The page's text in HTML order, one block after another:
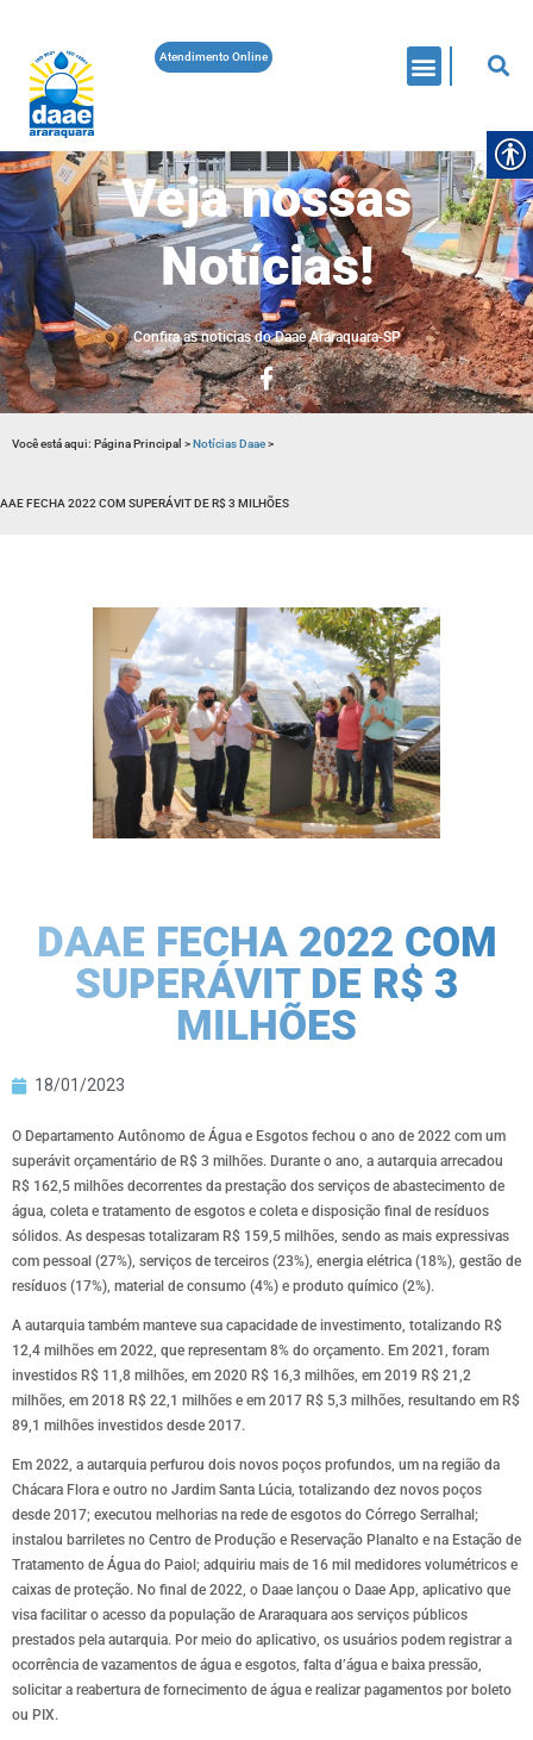
Atendimento Online
Veja nossas
Notícias!
Confira as noticias do Daae Araraquara-SP
Você está aqui: Página Principal >Notícias Daae>
FECHA 2022 COM SUPERÁVIT DE R$ 3 MILHÕES
DAAE FECHA 2022 COM
SUPERÁVIT DE R$ 3
MILHÕES
18/01/2023
O Departamento Autônomo de Água e Esgotos fechou o ano de 2022 com um
superávit orçamentário de R$ 3 milhões. Durante o ano, a autarquia arrecadou
R$ 162,5 milhões decorrentes da prestação dos serviços de abastecimento de
água, coleta e tratamento de esgotos e coleta e disposição final de resíduos
sólidos. As despesas totalizaram R$ 159,5 milhões, sendo as mais expressivas
com pessoal (27%), serviços de terceiros (23%), energia elétrica (18%), gestão de
resíduos (17%), material de consumo (4%) e produto químico (2%).
A autarquia também manteve sua capacidade de investimento, totalizando R$
12,4 milhões em 2022, que representam 8% do orçamento. Em 2021, foram
investidos R$ 11,8 milhões, em 2020 R$ 16,3 milhões, em 2019 R$ 21,2
milhões, em 2018 R$ 22,1 milhões e em 2017 R$ 5,3 milhões, resultando em R$
89,1 milhões investidos desde 2017.
Em 2022, a autarquia perfurou dois novos poços profundos, um na região da
Chácara Flora e outro no Jardim Santa Lúcia, totalizando dez novos poços
desde 2017; executou melhorias na rede de esgotos do Córrego Serralhal;
instalou barriletes no Centro de Produção e Reservação Planalto e na Estação de
Tratamento de Água do Paiol; adquiriu mais de 16 mil medidores volumétricos e
caixas de proteção. No final de 2022, o Daae lançou o Daae App, aplicativo que
visa facilitar o acesso da população de Araraquara aos serviços públicos
prestados pela autarquia. Por meio do aplicativo, os usuários podem registrar a
ocorrência de vazamentos de água e esgotos, falta d’água e baixa pressão,
solicitar a reabertura de fornecimento de água e realizar pagamentos por boleto
ou PIX.